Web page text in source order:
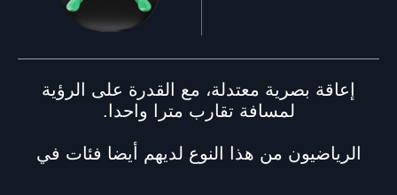
إعاقة بصرية معتدلة، مع القدرة على الرؤية
لمسافة تقارب مترا واحدا.
الرياضيون من هذا النوع لديهم أيضا فئات في